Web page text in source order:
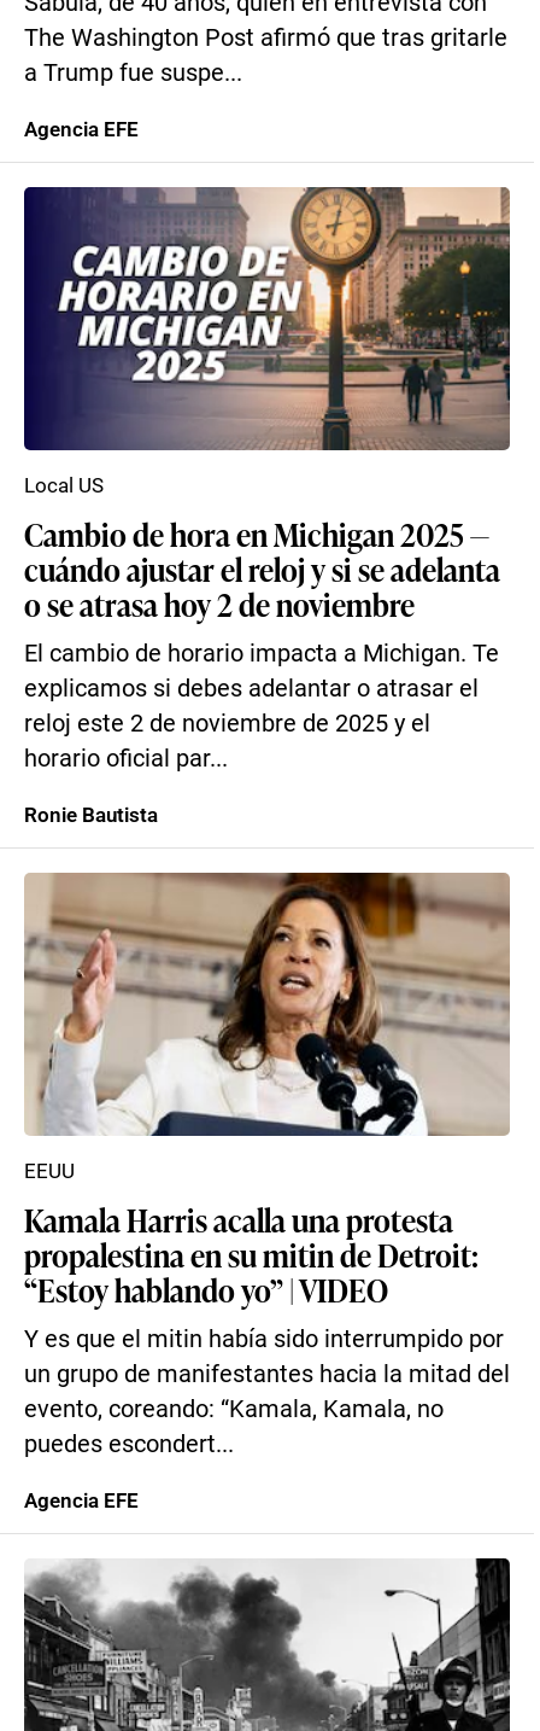
The Washington Post afirmó que tras gritarle
a Trump fue suspe...
Agencia EFE
Cambio de hora en Michigan 2025 —
cuándo ajustar el reloj y si se adelanta
o se atrasa hoy 2 de noviembre
El cambio de horario impacta a Michigan. Te
explicamos si debes adelantar o atrasar el
reloj este 2 de noviembre de 2025 y el
horario oficial par...
Local US
Ronie Bautista
Kamala Harris acalla una protesta
propalestina en su mitin de Detroit:
“Estoy hablando yo” | VIDEO
Y es que el mitin había sido interrumpido por
un grupo de manifestantes hacia la mitad del
evento, coreando: “Kamala, Kamala, no
puedes escondert...
EEUU
Agencia EFE